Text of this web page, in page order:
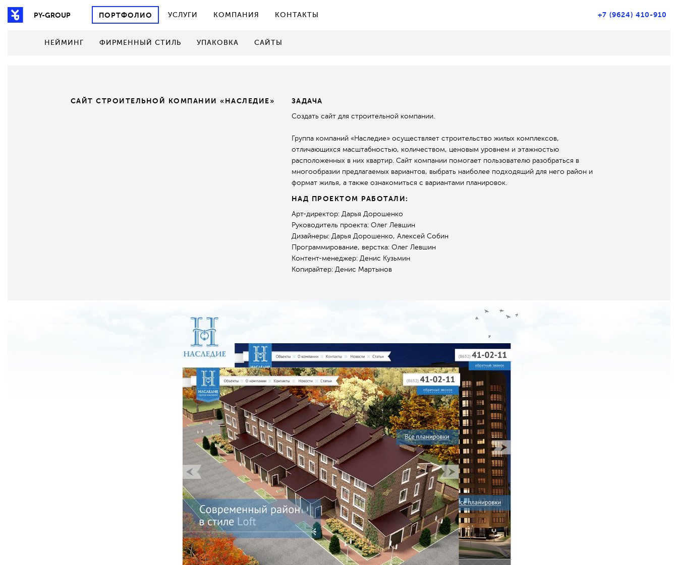
PY-GROUP ПОРТФОЛИО УСЛУГИ КОМПАНИЯ КОНТАКТЫ +7 (9624) 410-910
НЕЙМИНГ ФИРМЕННЫЙ СТИЛЬ УПАКОВКА САЙТЫ
САЙТ СТРОИТЕЛЬНОЙ КОМПАНИИ «НАСЛЕДИЕ» ЗАДАЧА
Создать сайт для строительной компании.
Группа компаний «Наследие» осуществляет строительство жилых комплексов,
отличающихся масштабностью, количеством, ценовым уровнем и этажностью
расположенных в них квартир. Сайт компании помогает пользователю разобраться в
многообразии предлагаемых вариантов, выбрать наиболее подходящий для него район и
формат жилья, а также ознакомиться с вариантами планировок.
НАД ПРОЕКТОМ РАБОТАЛИ:
Арт-директор: Дарья Дорошенко
Руководитель проекта: Олег Левшин
Дизайнеры: Дарья Дорошенко, Алексей Собин
Программирование, верстка: Олег Левшин
Контент-менеджер: Денис Кузьмин
Копирайтер: Денис Мартынов